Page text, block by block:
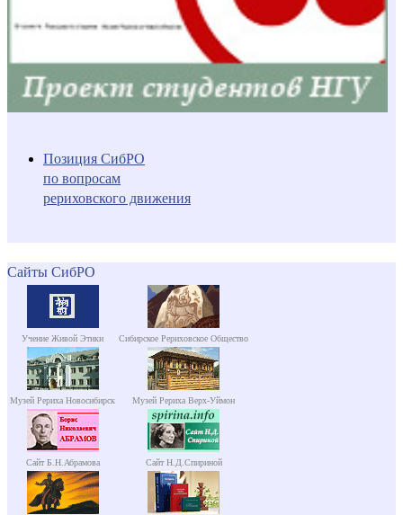
Позиция СибРО
по вопросам
рериховского движения
Сайты СибРО
Учение Живой Этики Сибирское Рериховское Общество
Музей Рериха Новосибирск Музей Рериха Верх-Уймон
Сайт Б.Н.Абрамова Сайт Н.Д.Спириной